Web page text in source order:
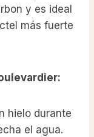
y es ideal
más fuerte
hielo durante
el agua.